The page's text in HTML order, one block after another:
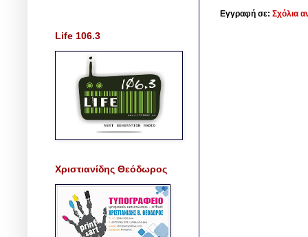
Εγγραφή σε: Σχόλια
Life 106.3
Χριστιανίδης Θεόδωρος